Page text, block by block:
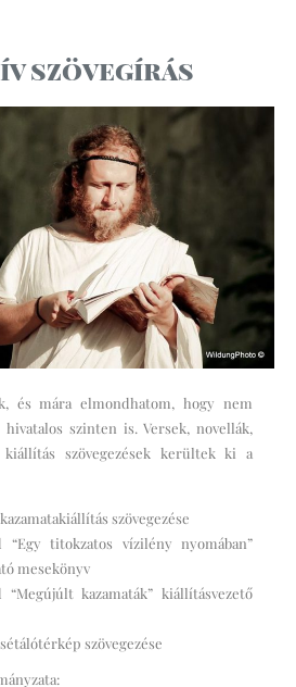
szövegírás
és mára elmondhatom, hogy nem
hivatalos szinten is. Versek, novellák,
szövegezések kerültek ki a
szövegezése
“Egy titokzatos vízilény nyomában”
mesekönyv
kazamaták” kiállításvezető
szövegezése